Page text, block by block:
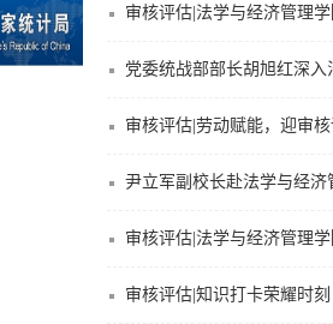
审核评估|法学与经济管理
党委统战部部长胡旭红深
审核评估|劳动赋能，迎审
尹立军副校长赴法学与经
审核评估|法学与经济管理
审核评估|知识打卡荣耀时